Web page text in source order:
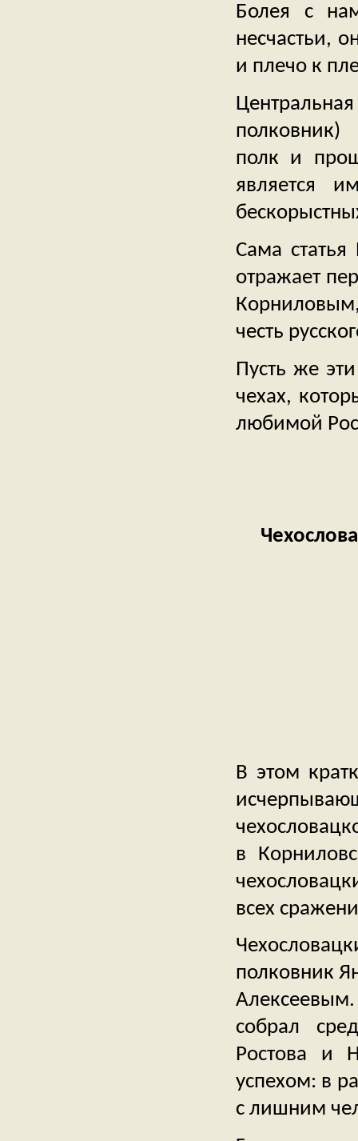
Болея с
несчастьи,
и плечо к
полк и
является
Сама
отражает
Корниловым,
честь
Пусть же
чехах,
любимой
В этом
в
всех
полковник
собрал
Ростова и
успехом: в
с лишним